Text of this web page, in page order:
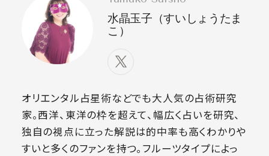
水晶玉子（すいしょうたま
こ）
オリエンタル占星術などでも大人気の占術研究
家。西洋、東洋の枠を超えて、幅広く占いを研究、
独自の視点に立った解説は的中率も高くわかりや
すいと多くのファンを持つ。フルーツタイプによっ